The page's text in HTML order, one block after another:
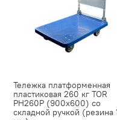
Тележка платформенная
пластиковая 260 кг TOR
PH260P (900х600) со
складной ручкой (резина